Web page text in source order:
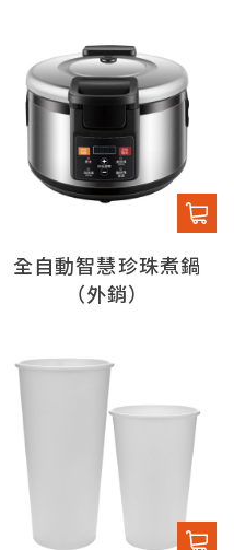
全自動智慧珍珠煮鍋
（外銷）